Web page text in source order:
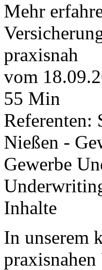
Mehr
praxisnah
vom
55 Min
Referenten:
Nießen -
Gewerbe
Inhalte
In unserem